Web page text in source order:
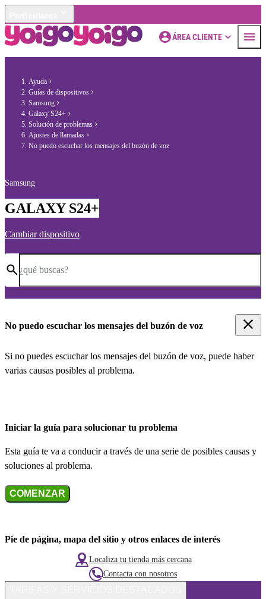
ÁREA CLIENTE
Ayuda
Guías de dispositivos
Samsung
Galaxy S24+
Solución de problemas
Ajustes de llamadas
No puedo escuchar los mensajes del buzón de voz
Samsung
GALAXY S24+
Cambiar dispositivo
¿qué buscas?
No puedo escuchar los mensajes del buzón de voz
Si no puedes escuchar los mensajes del buzón de voz, puede haber
varias causas posibles al problema.
Iniciar la guía para solucionar tu problema
Esta guía te va a conducir a través de una serie de posibles causas y
soluciones al problema.
COMENZAR
Pie de página, mapa del sitio y otros enlaces de interés
Localiza tu tienda más cercana
Contacta con nosotros